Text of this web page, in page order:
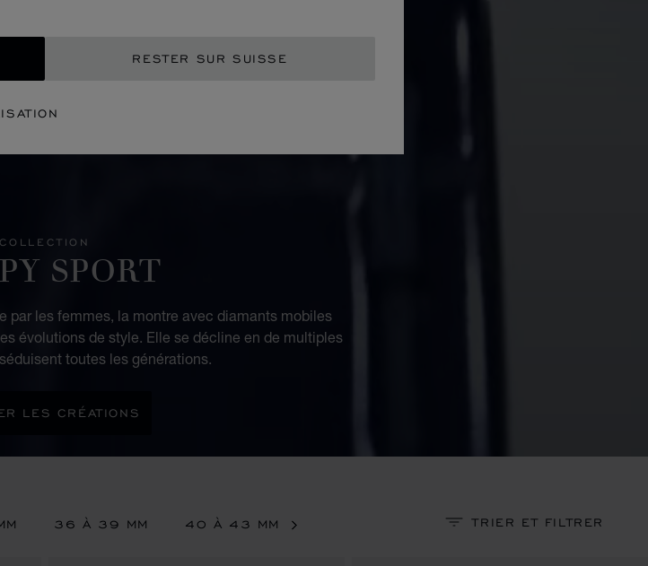
RESTER SUR SUISSE
COLLECTION
SPORT
par les femmes, la montre avec diamants mobiles
évolutions de style. Elle se décline en de multiples
toutes les générations.
LES CRÉATIONS
36 À 39 MM 40 À 43 MM TRIER ET FILTRER